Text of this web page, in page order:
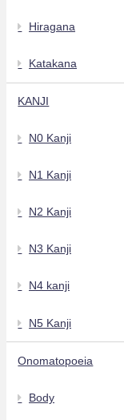
Hiragana
Katakana
KANJI
N0 Kanji
N1 Kanji
N2 Kanji
N3 Kanji
N4 kanji
N5 Kanji
Onomatopoeia
Body